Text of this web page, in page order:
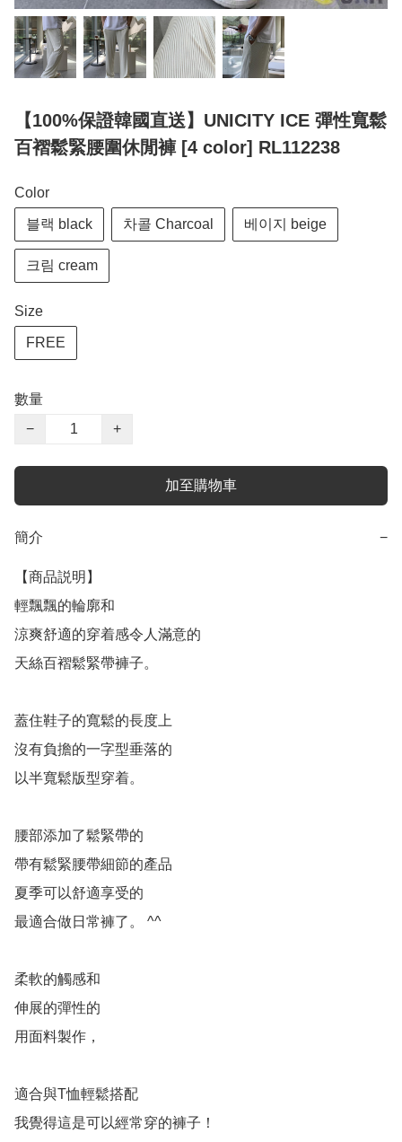
【100%保證韓國直送】UNICITY ICE 彈性寬鬆
百褶鬆緊腰圍休閒褲 [4 color] RL112238
Color
블랙 black 차콜 Charcoal 베이지 beige
크림 cream
Size
FREE
數量
−
+
加至購物車
簡介 −
【商品説明】
輕飄飄的輪廓和
涼爽舒適的穿着感令人滿意的
天絲百褶鬆緊帶褲子。
蓋住鞋子的寬鬆的長度上
沒有負擔的一字型垂落的
以半寬鬆版型穿着。
腰部添加了鬆緊帶的
帶有鬆緊腰帶細節的產品
夏季可以舒適享受的
最適合做日常褲了。 ^^
柔軟的觸感和
伸展的彈性的
用面料製作，
適合與T恤輕鬆搭配
我覺得這是可以經常穿的褲子！